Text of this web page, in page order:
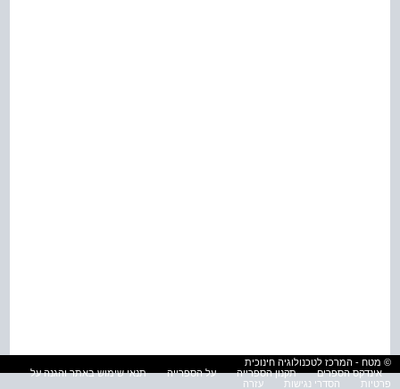
© מטח - המרכז לטכנולוגיה חינוכית
אינדקס הספרים
תקנון הספרייה על הספרייה
תנאי שימוש באתר והגנה על
פרטיות
הסדרי נגישות עזרה